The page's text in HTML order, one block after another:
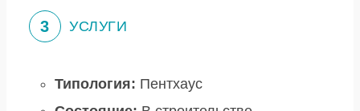
3 УСЛУГИ
Типология: Пентхаус